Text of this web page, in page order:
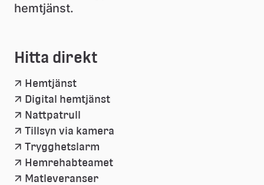
hemtjänst.
Hitta direkt
Hemtjänst
Digital hemtjänst
Nattpatrull
Tillsyn via kamera
Trygghetslarm
Hemrehabteamet
Matleveranser